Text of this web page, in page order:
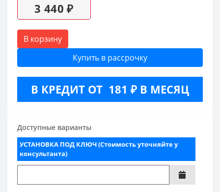
3 440 ₽
В корзину
Купить в рассрочку
В КРЕДИТ ОТ 181 ₽ В МЕСЯЦ
Доступные варианты
УСТАНОВКА ПОД КЛЮЧ (Стоимость уточняйте у
консультанта)